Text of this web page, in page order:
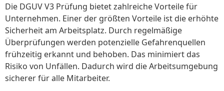
Die DGUV V3 Prüfung bietet zahlreiche Vorteile für
Unternehmen. Einer der größten Vorteile ist die erhöhte
Sicherheit am Arbeitsplatz. Durch regelmäßige
Überprüfungen werden potenzielle Gefahrenquellen
frühzeitig erkannt und behoben. Das minimiert das
Risiko von Unfällen. Dadurch wird die Arbeitsumgebung
sicherer für alle Mitarbeiter.